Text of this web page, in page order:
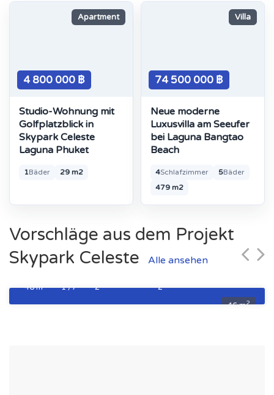
Apartment
4 800 000 ฿
Studio-Wohnung mit
Golfplatzblick in
Skypark Celeste
Laguna Phuket
1Bäder 29 m2
Villa
74 500 000 ฿
Neue moderne
Luxusvilla am Seeufer
bei Laguna Bangtao
Beach
4Schlafzimmer 5Bäder
479 m2
Vorschläge aus dem Projekt
Skypark Celeste
Alle ansehen
46 m2
Zweizimmerwohnung Typ 2B-1
11 690 000 ฿
46 m
1 /7
2
2